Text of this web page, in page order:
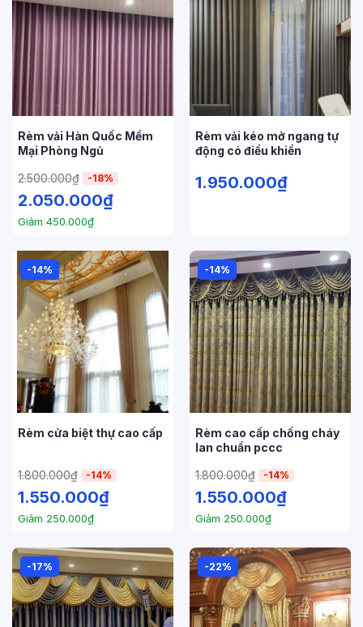
Rèm vải Hàn Quốc Mềm
Mại Phòng Ngủ
2.500.000₫ -18%
2.050.000₫
Giảm 450.000₫
Rèm vải kéo mở ngang tự
động có điều khiển
1.950.000₫
-14%
Rèm cửa biệt thự cao cấp
1.800.000₫ -14%
1.550.000₫
Giảm 250.000₫
-14%
Rèm cao cấp chống cháy
lan chuẩn pccc
1.800.000₫ -14%
1.550.000₫
Giảm 250.000₫
-17% -22%